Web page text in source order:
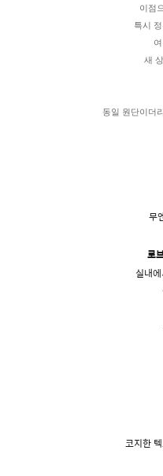
이점
특시
새
동일 원단이더
무
로
실내
코지한